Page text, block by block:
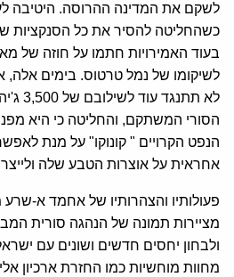
לשקם את המדינה ההרוסה. היטיבה
כשהחליטה להסיר את כל הסנקציות
בעוד האמירויות חתמו על חוזה של
לשיקומו של נמל טרטוס. בימים אלה,
לא
הסורי המשתקם, והחליטה כי היא
הנפט הקרויים " קונוקו" על מנת
אחראית על אוצרות הטבע שלה
מציירות תמונה של הנהגה סורית
ולבחון יחסים חדשים ושונים עם
מחוות מוחשיות כמו החזרת ארכיון